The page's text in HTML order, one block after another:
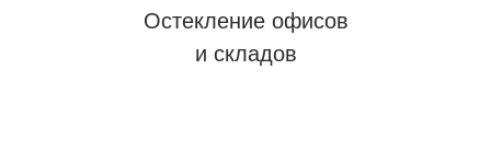
Остекление офисов
и складов